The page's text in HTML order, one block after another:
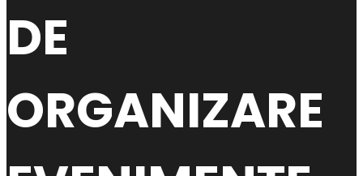
DE
ORGANIZARE